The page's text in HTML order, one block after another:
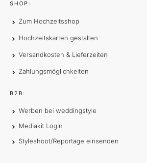
SHOP:
Zum Hochzeitsshop
Hochzeitskarten gestalten
Versandkosten & Lieferzeiten
Zahlungsmöglichkeiten
B2B:
Werben bei weddingstyle
Mediakit Login
Styleshoot/Reportage einsenden